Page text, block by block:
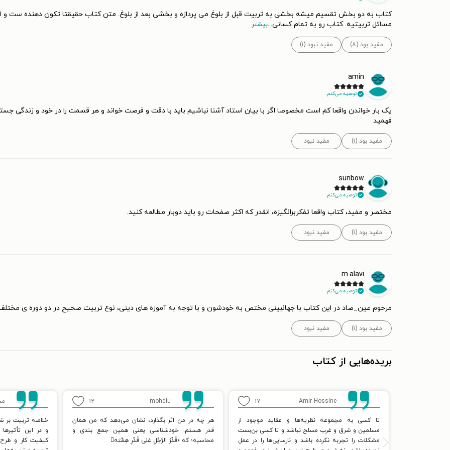
کتاب به دو بخش تقسیم میشه بخشی به تربیت قبل از بلوغ می پردازه و بخشی بعد از بلوغ. متن کتاب حقیقتا تکون دهنده ست
مسائل تربیتیه. کتاب رو به تمام کسانی...بیشتر
مفید بود (۸) مفید نبود (۱)
amin
توصیه می‌کنم.
یک بار خواندن واقعا کم است مخصوصا اگر با بیان استاد آشنا نباشیم باید با دقت و فرصت خواند و هر قسمت را در خود و زندگی
فهمید
مفید بود (۱) مفید نبود
sunbow
توصیه می‌کنم.
مختصر و مفید، کتاب واقعا تفکربرانگیزه، انقدر که اکثر صفحات رو باید دوبار مطالعه کنید.
مفید بود (۱) مفید نبود
m.alavi
توصیه می‌کنم.
مرحوم عین_صاد در این کتاب با جهانبینی مختص به خودشون و با توجه به آموزه های دینی، نوع تربیت صحیح در دو دوره ی
مفید بود (۱) مفید نبود
بریده‌هایی از کتاب
Amir Hossine ۱۷
تا کسی به مجموعه نظریه‌ها و عقاید موجود از
مسلمین و شرق و غرب مسلح نباشد و تا کسی بن‌بست
مشکلات را تجربه نکرده باشد و نارسایی‌ها را در عمل
mohdiu ۱۲
هر چه در من اثر بگذارد، نشان می‌دهد که من همان
قدر هستم. خودشناسی یعنی همین جمع بندی و
محاسبه؛ که «قَدْرُ الرَّجُلِ عَلی قَدْرِ هِمَّته
خلاصه تربیت بر
و در این
کیفیت کار و طرح